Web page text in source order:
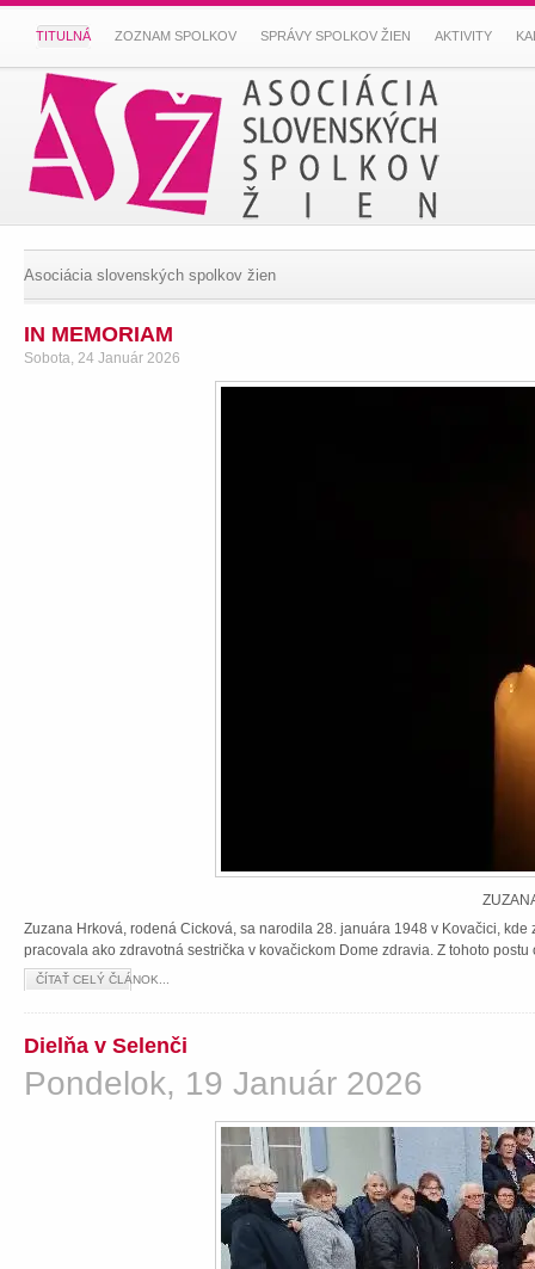
TITULNÁ ZOZNAM SPOLKOV SPRÁVY SPOLKOV ŽIEN AKTIVITY
Asociácia slovenských spolkov žien
IN MEMORIAM
Sobota, 24 Január 2026
Zuzana Hrková, rodená Cicková, sa narodila 28. januára 1948 v Kovačici,
pracovala ako zdravotná sestrička v kovačickom Dome zdravia. Z tohoto
ČÍTAŤ CELÝ ČLÁNOK...
Dielňa v Selenči
Pondelok, 19 Január 2026